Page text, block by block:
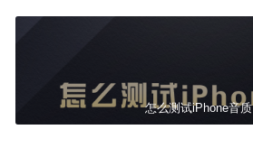
怎么测试iPhone音